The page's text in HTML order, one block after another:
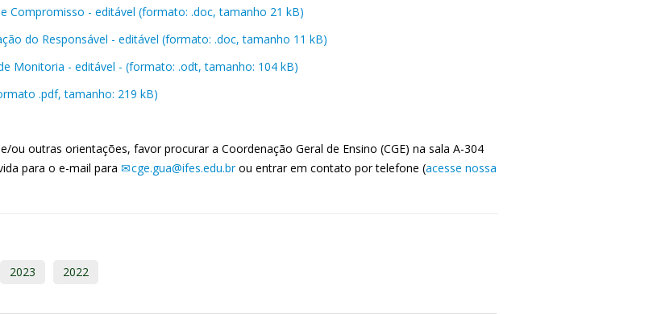
Compromisso - editável (formato: .doc, tamanho 21 kB)
do Responsável - editável (formato: .doc, tamanho 11 kB)
Monitoria - editável - (formato: .odt, tamanho: 104 kB)
.pdf, tamanho: 219 kB)
ou outras orientações, favor procurar a Coordenação Geral de Ensino (CGE) na sala A-304
para o e-mail para
cge.gua@ifes.edu.brou entrar em contato por telefone (acesse nossa
2023 2022